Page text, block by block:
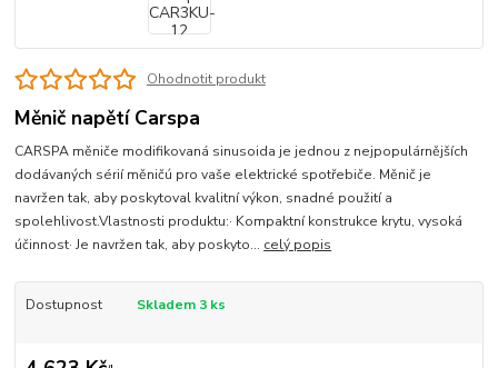
Ohodnotit produkt
Měnič napětí Carspa
CARSPA měniče modifikovaná sinusoida je jednou z nejpopulárnějších
dodávaných sérií měničú pro vaše elektrické spotřebiče. Měnič je
navržen tak, aby poskytoval kvalitní výkon, snadné použití a
spolehlivost.Vlastnosti produktu:· Kompaktní konstrukce krytu, vysoká
účinnost· Je navržen tak, aby poskyto... celý popis
Dostupnost Skladem 3 ks